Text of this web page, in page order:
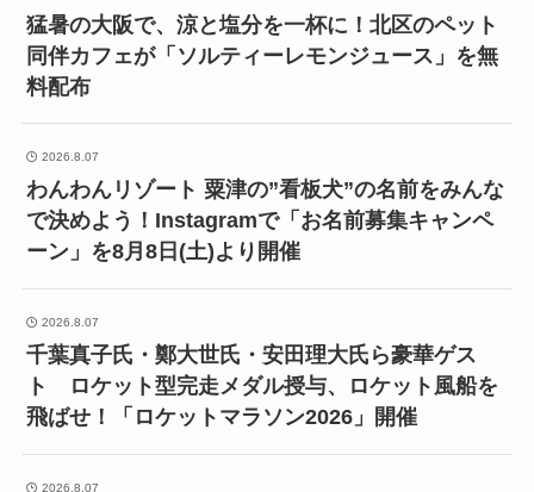
猛暑の大阪で、涼と塩分を一杯に！北区のペット
同伴カフェが「ソルティーレモンジュース」を無
料配布
2026.8.07
わんわんリゾート 粟津の”看板犬”の名前をみんな
で決めよう！Instagramで「お名前募集キャンペ
ーン」を8月8日(土)より開催
2026.8.07
千葉真子氏・鄭大世氏・安田理大氏ら豪華ゲス
ト ロケット型完走メダル授与、ロケット風船を
飛ばせ！「ロケットマラソン2026」開催
2026.8.07